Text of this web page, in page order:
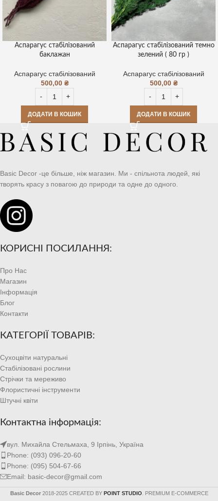
Аспарагус стабілізований
баклажан
Аспарагус стабілізований
500,00 ₴
ДОДАТИ В КОШИК
Аспарагус стабілізований темно
зелений ( 80 гр )
Аспарагус стабілізований
500,00 ₴
ДОДАТИ В КОШИК
Basic Decor -це більше, ніж магазин. Ми - спільнота людей, які
творять красу з повагою до природи та одне до одного.
КОРИСНІ ПОСИЛАННЯ:
Про Нас
Магазин
Інформація
Блог
Контакти
КАТЕГОРІЇ ТОВАРІВ:
Сухоцвіти натуральні
Стабілізовані рослини
Стрічки та мереживо
Флористичні інструменти
Штучні квіти
Контактна інформація:
вул. Михайла Стельмаха, 9 Ірпінь, Україна
Phone: (093) 096-20-60
Phone: (095) 504-67-66
Email: basic-decor@gmail.com
Basic Decor 2018-2025 CREATED BY POINT STUDIO . PREMIUM E-COMMERCE